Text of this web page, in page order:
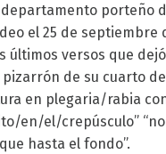
porteño
el 25 de septiembre
últimos versos que
pizarrón de su cuarto
en plegaria/rabia
en/el/crepúsculo”
hasta el fondo”.